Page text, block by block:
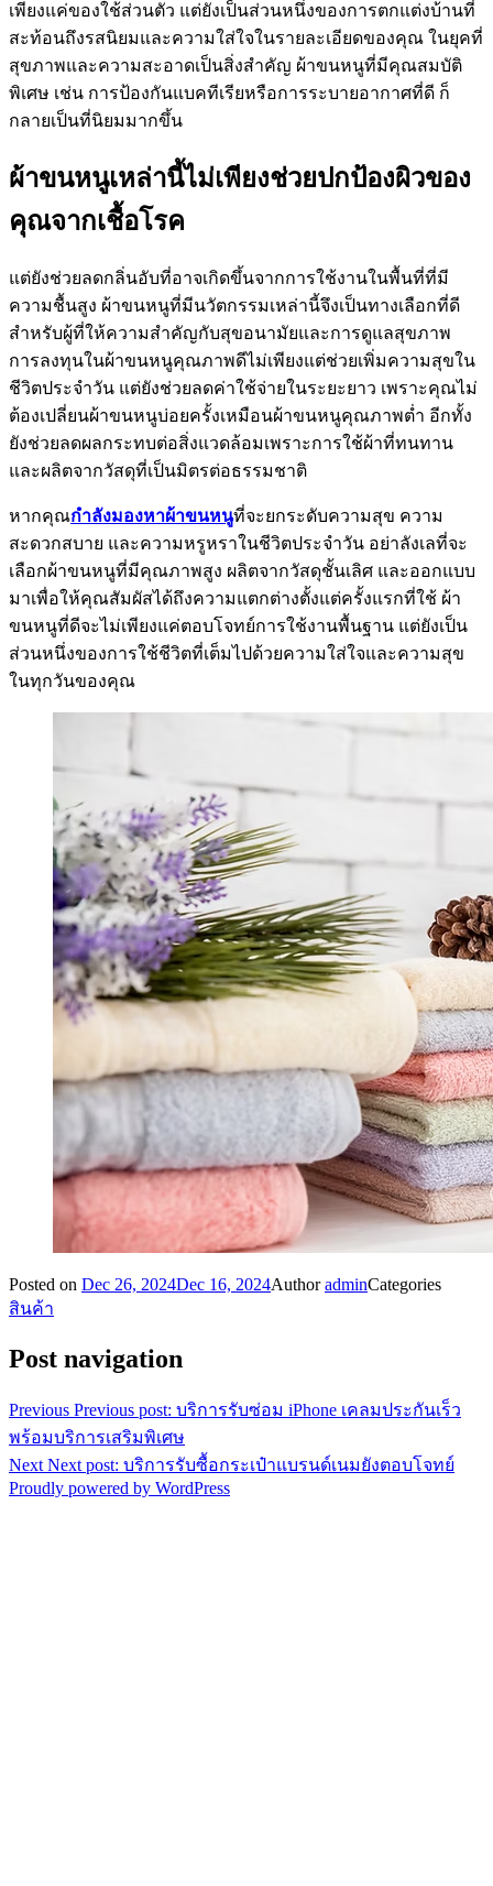
เพียงแค่ของใช้ส่วนตัว แต่ยังเป็นส่วนหนึ่งของการตกแต่งบ้านที่
สะท้อนถึงรสนิยมและความใส่ใจในรายละเอียดของคุณ ในยุคที่
สุขภาพและความสะอาดเป็นสิ่งสำคัญ ผ้าขนหนูที่มีคุณสมบัติ
พิเศษ เช่น การป้องกันแบคทีเรียหรือการระบายอากาศที่ดี ก็
กลายเป็นที่นิยมมากขึ้น
ผ้าขนหนูเหล่านี้ไม่เพียงช่วยปกป้องผิวของ
คุณจากเชื้อโรค
แต่ยังช่วยลดกลิ่นอับที่อาจเกิดขึ้นจากการใช้งานในพื้นที่ที่มี
ความชื้นสูง ผ้าขนหนูที่มีนวัตกรรมเหล่านี้จึงเป็นทางเลือกที่ดี
สำหรับผู้ที่ให้ความสำคัญกับสุขอนามัยและการดูแลสุขภาพ
การลงทุนในผ้าขนหนูคุณภาพดีไม่เพียงแต่ช่วยเพิ่มความสุขใน
ชีวิตประจำวัน แต่ยังช่วยลดค่าใช้จ่ายในระยะยาว เพราะคุณไม่
ต้องเปลี่ยนผ้าขนหนูบ่อยครั้งเหมือนผ้าขนหนูคุณภาพต่ำ อีกทั้ง
ยังช่วยลดผลกระทบต่อสิ่งแวดล้อมเพราะการใช้ผ้าที่ทนทาน
และผลิตจากวัสดุที่เป็นมิตรต่อธรรมชาติ
หากคุณกำลังมองหาผ้าขนหนูที่จะยกระดับความสุข ความ
สะดวกสบาย และความหรูหราในชีวิตประจำวัน อย่าลังเลที่จะ
เลือกผ้าขนหนูที่มีคุณภาพสูง ผลิตจากวัสดุชั้นเลิศ และออกแบบ
มาเพื่อให้คุณสัมผัสได้ถึงความแตกต่างตั้งแต่ครั้งแรกที่ใช้ ผ้า
ขนหนูที่ดีจะไม่เพียงแค่ตอบโจทย์การใช้งานพื้นฐาน แต่ยังเป็น
ส่วนหนึ่งของการใช้ชีวิตที่เต็มไปด้วยความใส่ใจและความสุข
ในทุกวันของคุณ
Posted on Dec 26, 2024Dec 16, 2024AuthoradminCategories
สินค้า
Post navigation
Previous Previous post: บริการรับซ่อม iPhone เคลมประกันเร็ว
พร้อมบริการเสริมพิเศษ
Next Next post: บริการรับซื้อกระเป๋าแบรนด์เนมยังตอบโจทย์
Proudly powered by WordPress